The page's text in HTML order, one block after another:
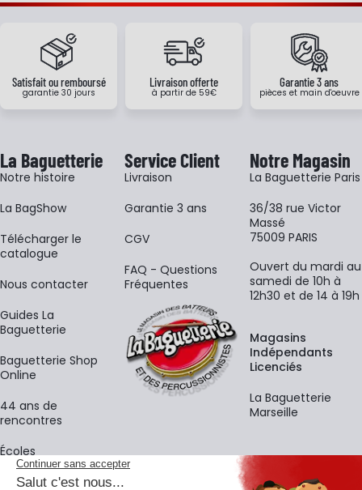
Satisfait ou remboursé
garantie 30 jours
Livraison offerte
à partir de 59€
Garantie 3 ans
pièces et main d'oeuvre
La Baguetterie
Notre histoire
La BagShow
​Télécharger le
catalogue
Nous contacter
Guides La
Baguetterie
Baguetterie Shop
Online
44 ans de
rencontres
Écoles
Service Client
Livraison
Garantie 3 ans
CGV
FAQ - Questions
Fréquentes
Notre Magasin
La Baguetterie Paris
36/38 rue Victor
Massé
75009 PARIS
Ouvert du mardi au
samedi de 10h à
12h30 et de 14 à 19h
Magasins
Indépendants
Licenciés
La Baguetterie
Marseille
La newsletter